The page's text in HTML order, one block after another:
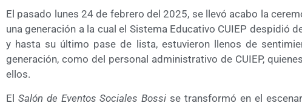
El pasado lunes 24 de febrero del 2025, se llevó acabo la
una generación a la cual el Sistema Educativo CUIEP despidió
y hasta su último pase de lista, estuvieron llenos de
generación, como del personal administrativo de CUIEP,
ellos.
El Salón de Eventos Sociales Bossi se transformó en el